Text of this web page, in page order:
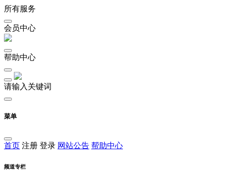
所有服务
会员中心
帮助中心
请输入关键词
菜单
首页 注册 登录 网站公告 帮助中心
频道专栏